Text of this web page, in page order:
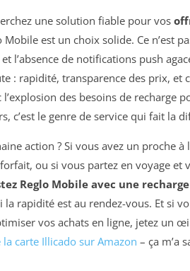
une solution fiable pour vos
Mobile est un choix solide. Ce n’est
l’absence de notifications push
: rapidité, transparence des prix, et
des besoins de recharge
c’est le genre de service qui fait la
action ? Si vous avez un proche à
ou si vous partez en voyage et
Reglo Mobile avec une
rapidité est au rendez-vous. Et si
vos achats en ligne, jetez un
la carte Illicado sur Amazon – ça m’a